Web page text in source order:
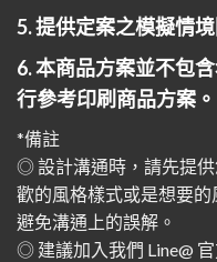
5. 提供定案之模擬情境
6. 本商品方案並不包
行參考印刷商品方案。
*備註
◎ 設計溝通時，請先提
歡的風格樣式或是想要
避免溝通上的誤解。
◎ 建議加入我們 Line@